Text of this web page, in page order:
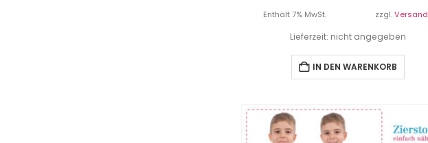
Enthält 7% MwSt. zzgl.Versand
Lieferzeit: nicht angegeben
IN DEN WARENKORB